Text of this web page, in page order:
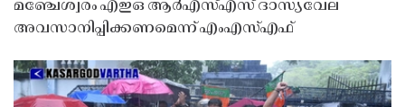
മഞ്ചേശ്വരം എഇഒ ആർഎസ്എസ് ദാസ്യവേല
അവസാനിപ്പിക്കണമെന്ന് എംഎസ്എഫ്